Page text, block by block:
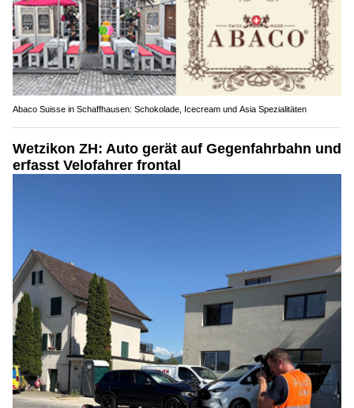
Abaco Suisse in Schaffhausen: Schokolade, Icecream und Asia Spezialitäten
Wetzikon ZH: Auto gerät auf Gegenfahrbahn und
erfasst Velofahrer frontal